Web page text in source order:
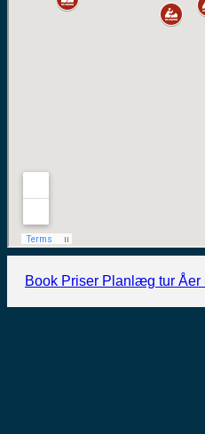
Book Priser Planlæg tur Åer